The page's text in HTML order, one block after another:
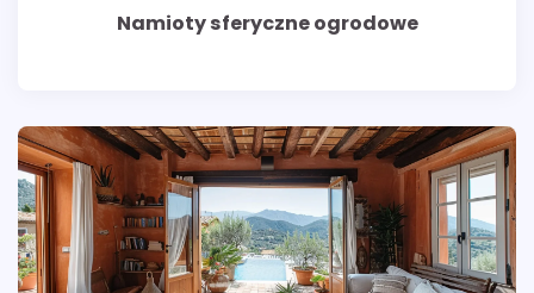
Namioty sferyczne ogrodowe